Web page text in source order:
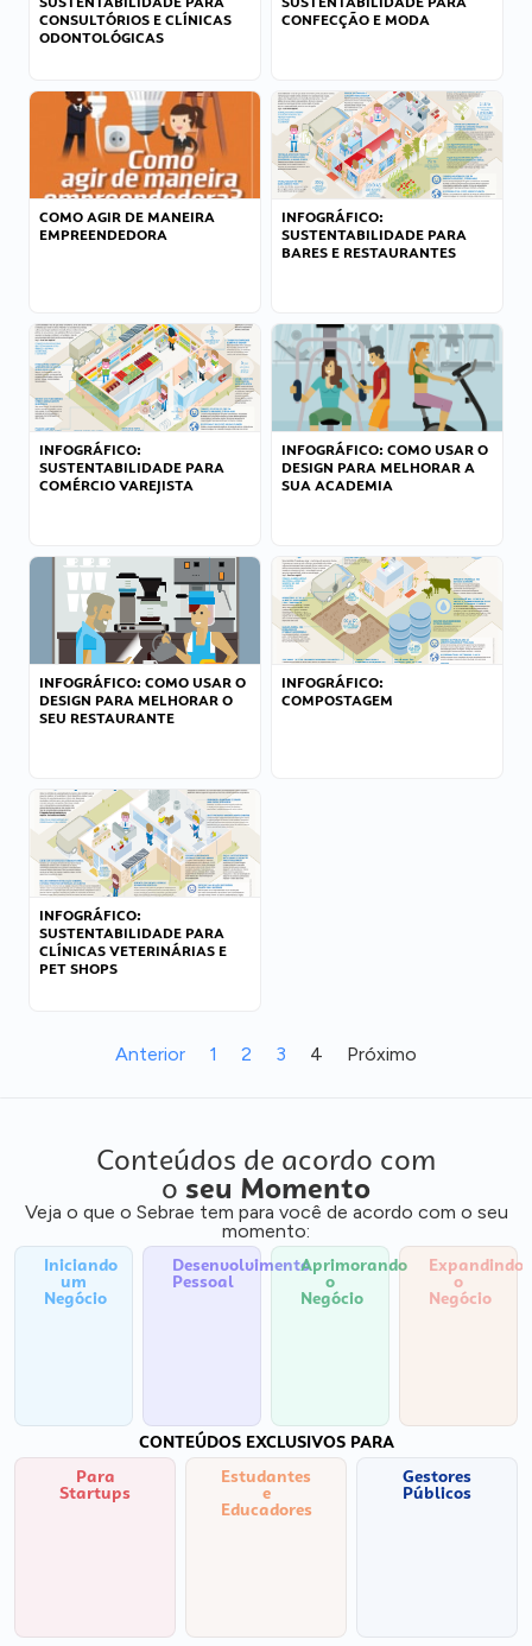
CONSULTÓRIOS E CLÍNICAS
ODONTOLÓGICAS
CONFECÇÃO E MODA
COMO AGIR DE MANEIRA
EMPREENDEDORA
INFOGRÁFICO:
SUSTENTABILIDADE PARA
BARES E RESTAURANTES
INFOGRÁFICO:
SUSTENTABILIDADE PARA
COMÉRCIO VAREJISTA
INFOGRÁFICO: COMO USAR O
DESIGN PARA MELHORAR A
SUA ACADEMIA
INFOGRÁFICO: COMO USAR O
DESIGN PARA MELHORAR O
SEU RESTAURANTE
INFOGRÁFICO:
COMPOSTAGEM
INFOGRÁFICO:
SUSTENTABILIDADE PARA
CLÍNICAS VETERINÁRIAS E
PET SHOPS
Anterior 1 2 3 4 Próximo
Conteúdos de acordo com
o seu Momento
Veja o que o Sebrae tem para você de acordo com o seu
momento:
Iniciando
um
Negócio
Desenvolvimento
Pessoal
Aprimorando
o
Negócio
Expandindo
o
Negócio
CONTEÚDOS EXCLUSIVOS PARA
Para
Startups
Estudantes
e
Educadores
Gestores
Públicos